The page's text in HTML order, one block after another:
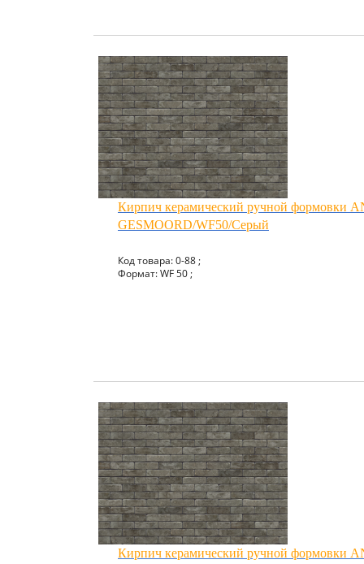
Кирпич керамический ручной формовки
GESMOORD/WF50/Серый
Код товара: 0-88 ;
Формат: WF 50 ;
Кирпич керамический ручной формовки